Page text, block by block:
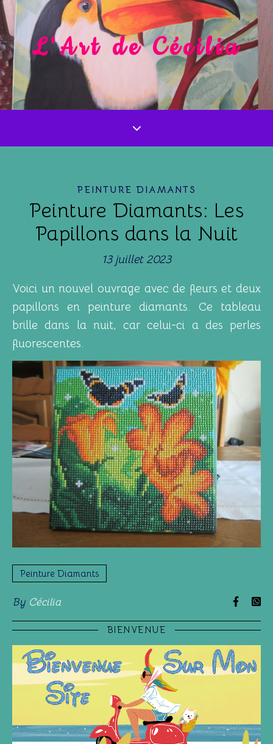
L'Art de Cécilia
PEINTURE DIAMANTS
Peinture Diamants: Les
Papillons dans la Nuit
13 juillet 2023
Voici un nouvel ouvrage avec de fleurs et deux
papillons en peinture diamants. Ce tableau
brille dans la nuit, car celui-ci a des perles
fluorescentes.
Peinture Diamants
By Cécilia
BIENVENUE